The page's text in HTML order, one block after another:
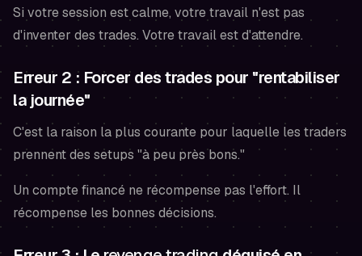
Si votre session est calme, votre travail n'est pas
d'inventer des trades. Votre travail est d'attendre.
Erreur 2 : Forcer des trades pour "rentabiliser
la journée"
C'est la raison la plus courante pour laquelle les traders
prennent des setups "à peu près bons."
Un compte financé ne récompense pas l'effort. Il
récompense les bonnes décisions.